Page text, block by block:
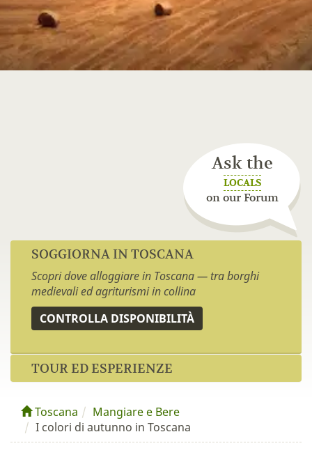
Ask the
LOCALS
on our Forum
SOGGIORNA IN TOSCANA
Scopri dove alloggiare in Toscana — tra borghi
medievali ed agriturismi in collina
CONTROLLA DISPONIBILITÀ
TOUR ED ESPERIENZE
Toscana
Mangiare e Bere
I colori di autunno in Toscana